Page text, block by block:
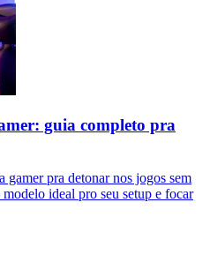
guia completo pra
gamer pra detonar nos jogos sem
ideal pro seu setup e focar